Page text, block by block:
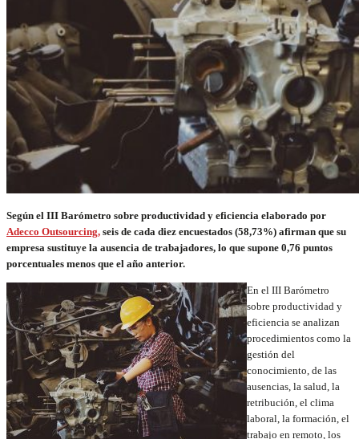
Según el III Barómetro sobre productividad y eficiencia elaborado por
Adecco Outsourcing, seis de cada diez encuestados (58,73%) afirman que su
empresa sustituye la ausencia de trabajadores, lo que supone 0,76 puntos
porcentuales menos que el año anterior.
En el III Barómetro
sobre productividad y
eficiencia se analizan
procedimientos como la
gestión del
conocimiento, de las
ausencias, la salud, la
retribución, el clima
laboral, la formación, el
trabajo en remoto, los